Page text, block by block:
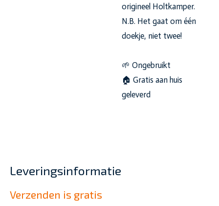
origineel Holtkamper.
N.B. Het gaat om één
doekje, niet twee!
🌱 Ongebruikt
🏠 Gratis aan huis
geleverd
Leveringsinformatie
Verzenden is gratis